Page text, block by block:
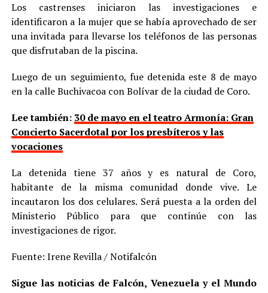
Los castrenses iniciaron las investigaciones e
identificaron a la mujer que se había aprovechado de ser
una invitada para llevarse los teléfonos de las personas
que disfrutaban de la piscina.
Luego de un seguimiento, fue detenida este 8 de mayo
en la calle Buchivacoa con Bolívar de la ciudad de Coro.
Lee también: 30 de mayo en el teatro Armonía: Gran
Concierto Sacerdotal por los presbíteros y las
vocaciones
La detenida tiene 37 años y es natural de Coro,
habitante de la misma comunidad donde vive. Le
incautaron los dos celulares. Será puesta a la orden del
Ministerio Público para que continúe con las
investigaciones de rigor.
Fuente: Irene Revilla / Notifalcón
Sigue las noticias de Falcón, Venezuela y el Mundo